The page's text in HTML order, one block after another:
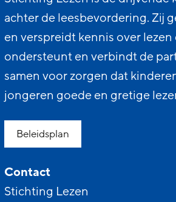
achter de leesbevordering. Zij
en verspreidt kennis over lezen
ondersteunt en verbindt de
samen voor zorgen dat
jongeren goede en gretige
Beleidsplan
Contact
Stichting Lezen